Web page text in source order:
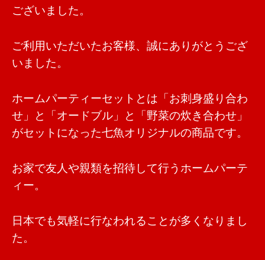
ございました。
ご利用いただいたお客様、誠にありがとうござ
いました。
ホームパーティーセットとは「お刺身盛り合わ
せ」と「オードブル」と「野菜の炊き合わせ」
がセットになった七魚オリジナルの商品です。
お家で友人や親類を招待して行うホームパーテ
ィー。
日本でも気軽に行なわれることが多くなりまし
た。